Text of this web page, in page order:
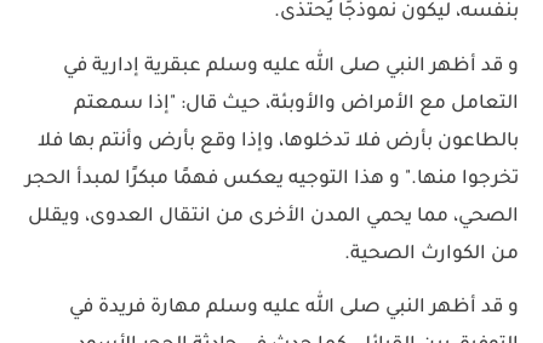
بنفسه، ليكون نموذجًا يُحتذى.
و قد أظهر النبي صلى الله عليه وسلم عبقرية إدارية في
التعامل مع الأمراض والأوبئة، حيث قال: "إذا سمعتم
بالطاعون بأرض فلا تدخلوها، وإذا وقع بأرض وأنتم بها فلا
تخرجوا منها." و هذا التوجيه يعكس فهمًا مبكرًا لمبدأ الحجر
الصحي، مما يحمي المدن الأخرى من انتقال العدوى، ويقلل
من الكوارث الصحية.
و قد أظهر النبي صلى الله عليه وسلم مهارة فريدة في